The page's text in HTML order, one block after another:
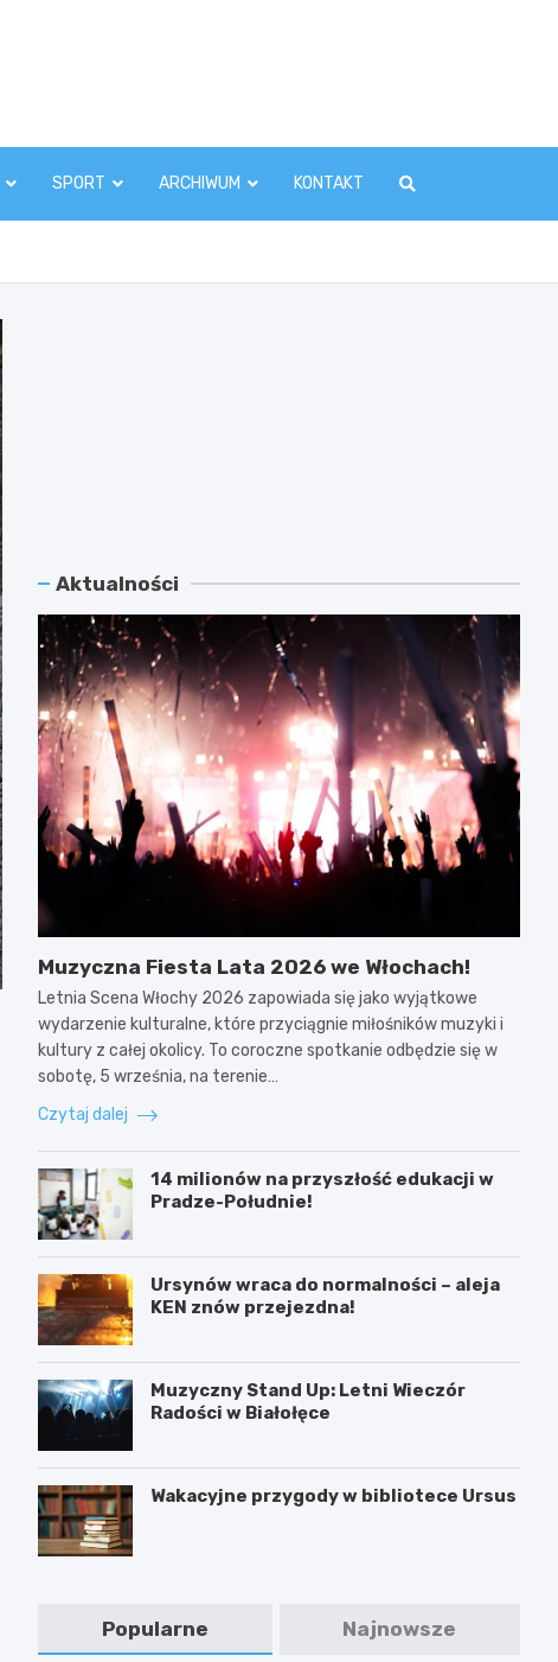
SPORT ARCHIWUM KONTAKT
Aktualności
Muzyczna Fiesta Lata 2026 we Włochach!
Letnia Scena Włochy 2026 zapowiada się jako wyjątkowe
wydarzenie kulturalne, które przyciągnie miłośników muzyki i
kultury z całej okolicy. To coroczne spotkanie odbędzie się w
sobotę, 5 września, na terenie…
Czytaj dalej
14 milionów na przyszłość edukacji w
Pradze-Południe!
Ursynów wraca do normalności – aleja
KEN znów przejezdna!
Muzyczny Stand Up: Letni Wieczór
Radości w Białołęce
Wakacyjne przygody w bibliotece Ursus
Popularne Najnowsze